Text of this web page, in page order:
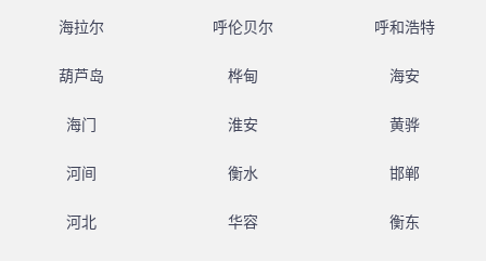
海拉尔 呼伦贝尔 呼和浩特
葫芦岛 桦甸 海安
海门 淮安 黄骅
河间 衡水 邯郸
河北 华容 衡东